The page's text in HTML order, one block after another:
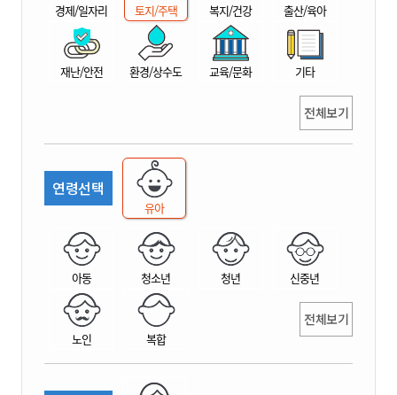
산
경제/일자리 토지/주택 복지/건강 출산/육아
재난/안전 환경/상수도 교육/문화 기타
전체보기
연령선택
유아
아동 청소년 청년 신중년
노인 복합
전체보기